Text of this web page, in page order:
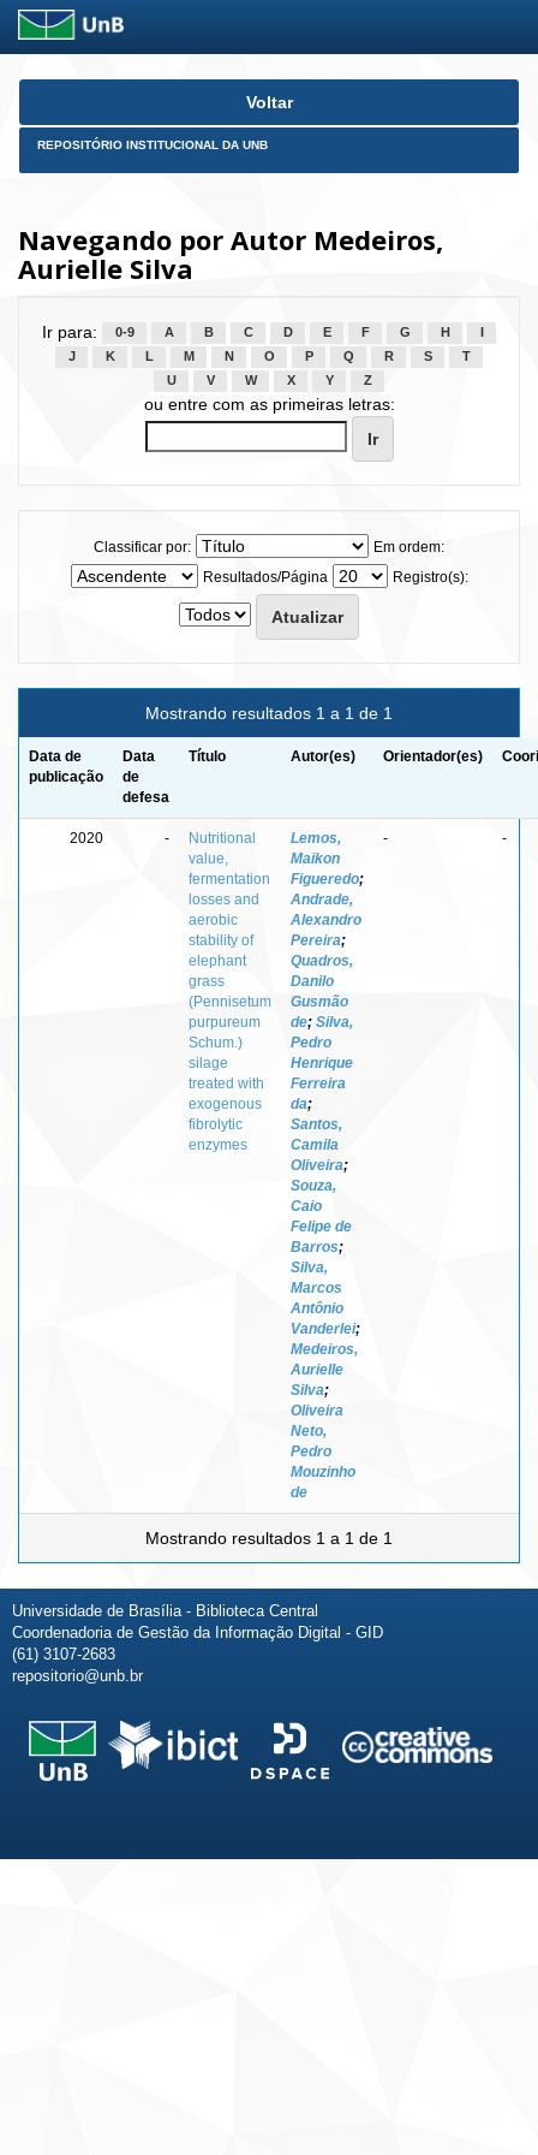
Skip
Voltar
REPOSITÓRIO INSTITUCIONAL DA UNB
Navegando por Autor Medeiros,
Aurielle Silva
Ir para: 0-9 A B C D E F G H
J
K L M N O P Q R S
T
U
V W X Y Z
ou entre com as primeiras letras:
Classificar por:
Em ordem:
Resultados/Página
Registro(s):
Mostrando resultados 1 a 1 de 1
Data de
publicação
Data
de
defesa
Título Autor(es) Orientador(es)
2020 -
Nutritional
value,
fermentation
losses and
aerobic
stability of
elephant
grass
(Pennisetum
purpureum
Schum.)
silage
treated with
exogenous
fibrolytic
enzymes
Lemos,
Maikon
Figueredo;
Andrade,
Alexandro
Pereira;
Quadros,
Danilo
Gusmão
de; Silva,
Pedro
Henrique
Ferreira
da;
Santos,
Camila
Oliveira;
Souza,
Caio
Felipe de
Barros;
Silva,
Marcos
Antônio
Vanderlei;
Medeiros,
Aurielle
Silva;
Oliveira
Neto,
Pedro
Mouzinho
de
- -
Mostrando resultados 1 a 1 de 1
Universidade de Brasília - Biblioteca Central
Coordenadoria de Gestão da Informação Digital - GID
(61) 3107-2683
repositorio@unb.br